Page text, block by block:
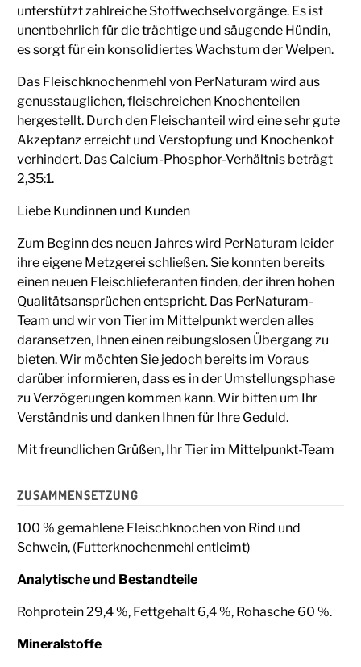
unterstützt zahlreiche Stoffwechselvorgänge. Es ist
unentbehrlich für die trächtige und säugende Hündin,
es sorgt für ein konsolidiertes Wachstum der Welpen.
Das Fleischknochenmehl von PerNaturam wird aus
genusstauglichen, fleischreichen Knochenteilen
hergestellt. Durch den Fleischanteil wird eine sehr gute
Akzeptanz erreicht und Verstopfung und Knochenkot
verhindert. Das Calcium-Phosphor-Verhältnis beträgt
2,35:1.
Liebe Kundinnen und Kunden
Zum Beginn des neuen Jahres wird PerNaturam leider
ihre eigene Metzgerei schließen. Sie konnten bereits
einen neuen Fleischlieferanten finden, der ihren hohen
Qualitätsansprüchen entspricht. Das PerNaturam-
Team und wir von Tier im Mittelpunkt werden alles
daransetzen, Ihnen einen reibungslosen Übergang zu
bieten. Wir möchten Sie jedoch bereits im Voraus
darüber informieren, dass es in der Umstellungsphase
zu Verzögerungen kommen kann. Wir bitten um Ihr
Verständnis und danken Ihnen für Ihre Geduld.
Mit freundlichen Grüßen, Ihr Tier im Mittelpunkt-Team
ZUSAMMENSETZUNG
100 % gemahlene Fleischknochen von Rind und
Schwein, (Futterknochenmehl entleimt)
Analytische und Bestandteile
Rohprotein 29,4 %, Fettgehalt 6,4 %, Rohasche 60 %.
Mineralstoffe